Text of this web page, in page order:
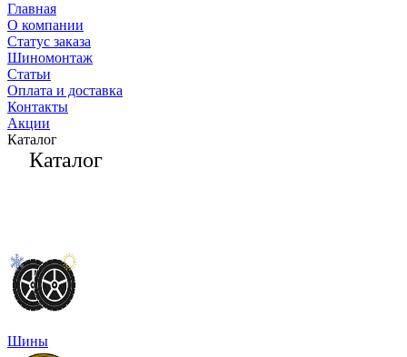
Главная
О компании
Статус заказа
Шиномонтаж
Статьи
Оплата и доставка
Контакты
Акции
Каталог
Каталог
Шины